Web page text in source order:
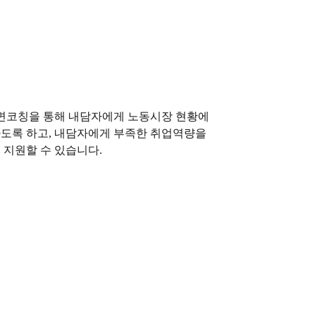
칭을 통해 내담자에게 노동시장 현황에
록 하고, 내담자에게 부족한 취업역량을
원할 수 있습니다.